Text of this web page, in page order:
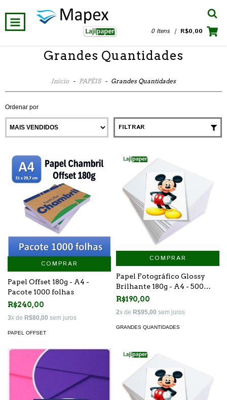
0 Itens | R$0,00
Grandes Quantidades
Início - PAPÉIS - Grandes Quantidades
Ordenar por
FILTRAR
COMPRAR
Papel Offset 180g - A4 -
Pacote 1000 folhas
R$240,00
3x de R$80,00 sem juros
PAPEL OFFSET
COMPRAR
Papel Fotográfico Glossy
Brilhante 180g - A4 - 500
Folhas
R$190,00
2x de R$95,00 sem juros
GRANDES QUANTIDADES